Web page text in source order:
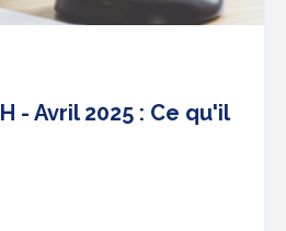
- Avril 2025 : Ce qu'il